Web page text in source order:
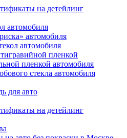
на детейлинг
автомобиля
автомобиля
автомобиля
пленкой
пленкой автомобиля
стекла автомобиля
для авто
на детейлинг